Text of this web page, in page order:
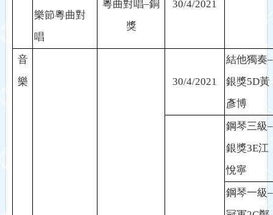
樂節粵曲對
唱
粵曲對唱–銅
獎
30/4/2021
音
樂
30/4/2021
結他獨奏–
銀獎5D黃
彥博
鋼琴三級–
銀獎3E江
悅寧
鋼琴一級–